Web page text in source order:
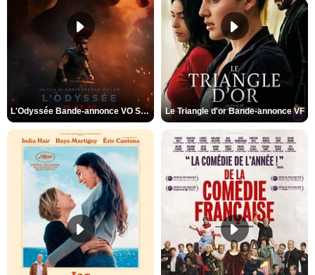
L'Odyssée Bande-annonce VO STFR Le Triangle d'or Bande-annonce VF